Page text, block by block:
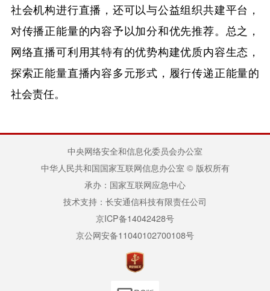
社会机构进行直播，还可以与公益组织共建平台，
对传播正能量的内容予以加分和优先推荐。总之，
网络直播可利用其特有的优势构建优质内容生态，
探索正能量直播内容多元形式，履行传递正能量的
社会责任。
中央网络安全和信息化委员会办公室
中华人民共和国国家互联网信息办公室 © 版权所有
承办：国家互联网应急中心
技术支持：长安通信科技有限责任公司
京ICP备14042428号
京公网安备11040102700108号